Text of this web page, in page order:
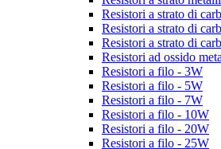
Resistori a strato di
Resistori a strato di
Resistori a strato di
Resistori ad ossido
Resistori a filo - 3W
Resistori a filo - 5W
Resistori a filo - 7W
Resistori a filo - 10W
Resistori a filo - 20W
Resistori a filo - 25W